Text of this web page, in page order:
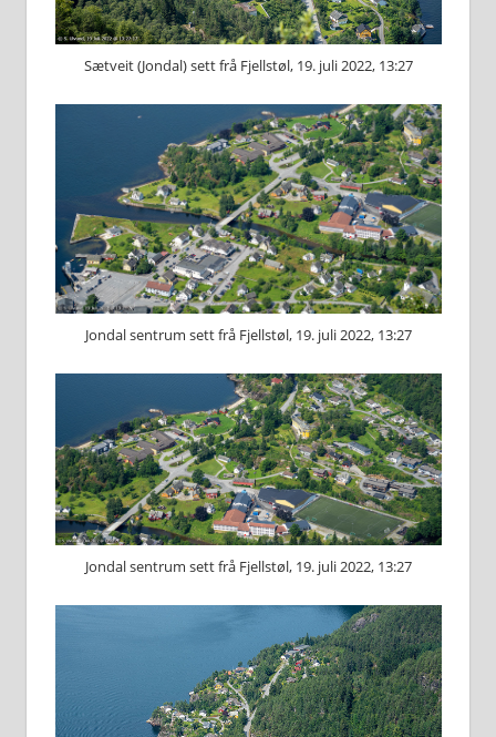
Sætveit (Jondal) sett frå Fjellstøl, 19. juli 2022, 13:27
Jondal sentrum sett frå Fjellstøl, 19. juli 2022, 13:27
Jondal sentrum sett frå Fjellstøl, 19. juli 2022, 13:27